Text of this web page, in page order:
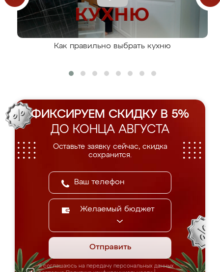
Как правильно выбрать кухню
ФИКСИРУЕМ СКИДКУ В 5%
ДО КОНЦА АВГУСТА
Оставьте заявку сейчас, скидка
сохранится.
Желаемый бюджет
Отправить
Я соглашаюсь на передачу персональных данных